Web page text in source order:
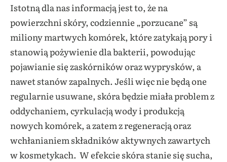
Istotną dla nas informacją jest to, że na
powierzchni skóry, codziennie „porzucane” są
miliony martwych komórek, które zatykają pory i
stanowią pożywienie dla bakterii, powodując
pojawianie się zaskórników oraz wyprysków, a
nawet stanów zapalnych. Jeśli więc nie będą one
regularnie usuwane, skóra będzie miała problem z
oddychaniem, cyrkulacją wody i produkcją
nowych komórek, a zatem z regeneracją oraz
wchłanianiem składników aktywnych zawartych
w kosmetykach. W efekcie skóra stanie się sucha,